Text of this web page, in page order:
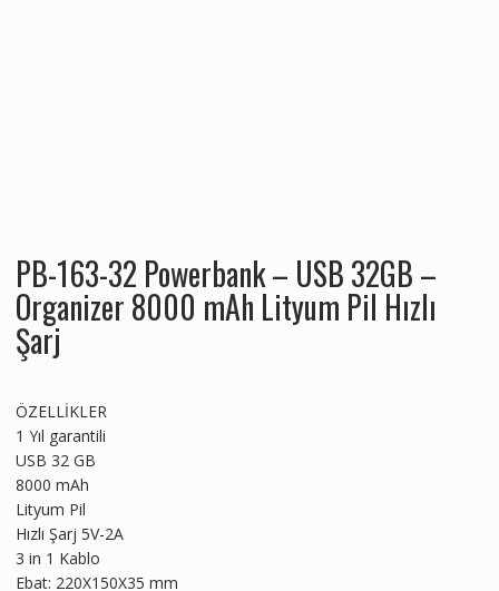
PB-163-32 Powerbank – USB 32GB –
Organizer 8000 mAh Lityum Pil Hızlı
Şarj
ÖZELLİKLER
1 Yıl garantili
USB 32 GB
8000 mAh
Lityum Pil
Hızlı Şarj 5V-2A
3 in 1 Kablo
Ebat: 220X150X35 mm